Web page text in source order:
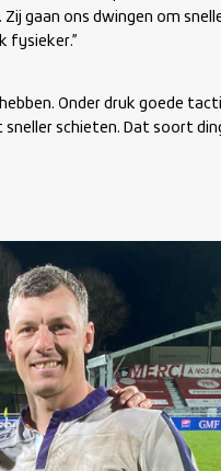
gaan ons dwingen om
fysieker.”
Onder druk goede
schieten. Dat soort